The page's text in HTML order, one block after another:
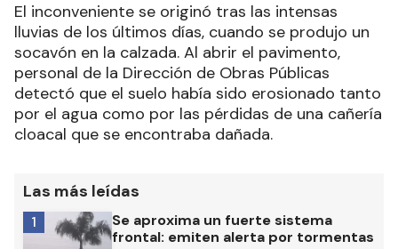
El inconveniente se originó tras las intensas
lluvias de los últimos días, cuando se produjo un
socavón en la calzada. Al abrir el pavimento,
personal de la Dirección de Obras Públicas
detectó que el suelo había sido erosionado tanto
por el agua como por las pérdidas de una cañería
cloacal que se encontraba dañada.
Las más leídas
Se aproxima un fuerte sistema
frontal: emiten alerta por tormentas
1